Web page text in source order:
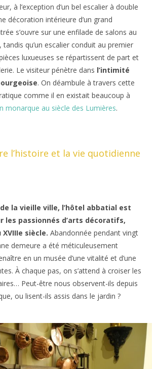
à l’exception d’un bel escalier à double
décoration intérieure d’un grand
s’ouvre sur une enfilade de salons au
tandis qu’un escalier conduit au premier
luxueuses se répartissent de part et
Le visiteur pénètre dans l’intimité
. On déambule à travers cette
comme il en existait beaucoup à
monarque au siècle des Lumières.
l’histoire et la vie quotidienne
la vieille ville, l’hôtel abbatial est
les passionnés d’arts décoratifs,
siècle. Abandonnée pendant vingt
demeure a été méticuleusement
en un musée d’une vitalité et d’une
À chaque pas, on s’attend à croiser les
Peut-être nous observent-ils depuis
ou lisent-ils assis dans le jardin ?